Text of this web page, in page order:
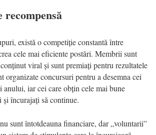
există o competiție constantă între
cele mai eficiente postări. Membrii sunt
viral și sunt premiați pentru rezultatele
organizate concursuri pentru a desemna cei
anului, iar cei care obțin cele mai bune
și încurajați să continue.
sunt întotdeauna financiare, dar „voluntarii”